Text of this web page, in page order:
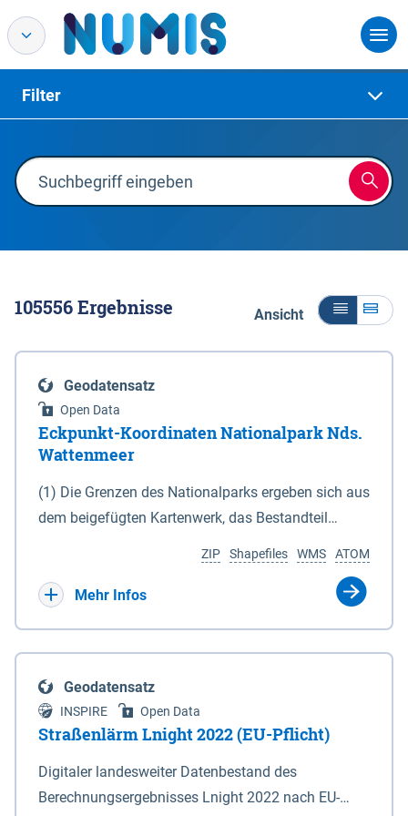
Filter
105556Ergebnisse Ansicht
Geodatensatz
Open Data
Eckpunkt-Koordinaten Nationalpark Nds.
Wattenmeer
(1) Die Grenzen des Nationalparks ergeben sich aus
dem beigefügten Kartenwerk, das Bestandteil
(DTK) im Maßstab 1 : 100 000 (Anlage 2), 2.
verkleinerte Amtliche Karte 1 : 5 000 (AK5) im
projizierte Koordinaten im Europäischen
Terrestrischen Referenzsystem 1989 (ETRS 89) mit
der Universalen Transversalen Mercator-Abbildung
bezogen auf die Zone 32 N (UTM 32N) dargestellt
(Anlage 4); Gleiches gilt für die geografischen
ATOM
WMS
Shapefiles
ZIP
Mehr Infos
Geodatensatz
INSPIRE Open Data
Straßenlärm Lnight 2022 (EU-Pflicht)
Digitaler landesweiter Datenbestand des
Berechnungsergebnisses Lnight 2022 nach EU-